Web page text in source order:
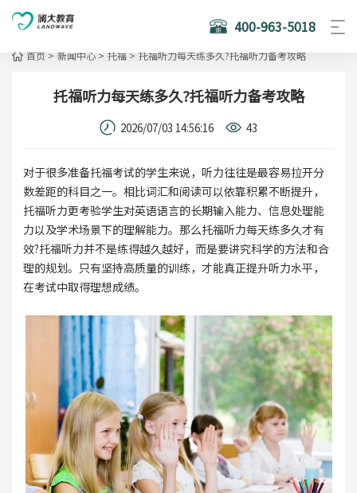
400-963-5018
首页 > 新闻中心 > 托福 > 托福听力每天练多久?托福听力备考攻略
托福听力每天练多久?托福听力备考攻略
2026/07/03 14:56:16 43
对于很多准备托福考试的学生来说，听力往往是最容易拉开分
数差距的科目之一。相比词汇和阅读可以依靠积累不断提升，
托福听力更考验学生对英语语言的长期输入能力、信息处理能
力以及学术场景下的理解能力。那么托福听力每天练多久才有
效?托福听力并不是练得越久越好，而是要讲究科学的方法和合
理的规划。只有坚持高质量的训练，才能真正提升听力水平，
在考试中取得理想成绩。